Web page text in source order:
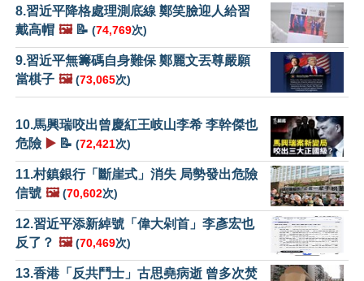
8.習近平降格處理測底線 鄭笑臉迎人給習
戴高帽 🖼️📝 (74,769次)
9.習近平無籌碼自身難保 鄭麗文丟尊嚴願
當棋子 🖼️ (73,065次)
10.馬興瑞咬出曾慶紅王岐山李希 李幹傑也
危險 ▶️ 📝 (72,421次)
11.村鎮銀行「斷崖式」消失 局勢發出危險
信號 🖼️ (70,602次)
12.習近平添新綽號「偉大剁首」李彥宏也
反了？ 🖼️ (70,469次)
13.香港「反共鬥士」古思堯病逝 曾多次焚